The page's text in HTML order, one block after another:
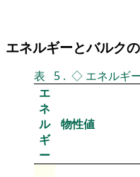
エネルギーとバルク
表 5 . ◇ エネルギ
エ
ネ
ル
ギ
ー
物性値